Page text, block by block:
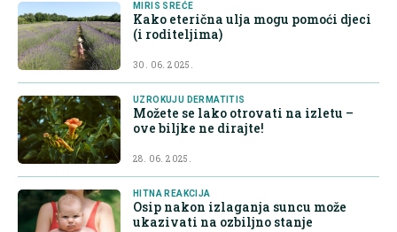
MIRIS SREĆE
Kako eterična ulja mogu pomoći djeci
(i roditeljima)
30. 06. 2025.
UZROKUJU DERMATITIS
Možete se lako otrovati na izletu –
ove biljke ne dirajte!
28. 06. 2025.
HITNA REAKCIJA
Osip nakon izlaganja suncu može
ukazivati na ozbiljno stanje